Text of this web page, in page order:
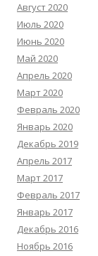
Август 2020
Июль 2020
Июнь 2020
Май 2020
Апрель 2020
Март 2020
Февраль 2020
Январь 2020
Декабрь 2019
Апрель 2017
Март 2017
Февраль 2017
Январь 2017
Декабрь 2016
Ноябрь 2016